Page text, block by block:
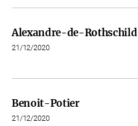
Alexandre-de-Rothschild
21/12/2020
Benoit-Potier
21/12/2020